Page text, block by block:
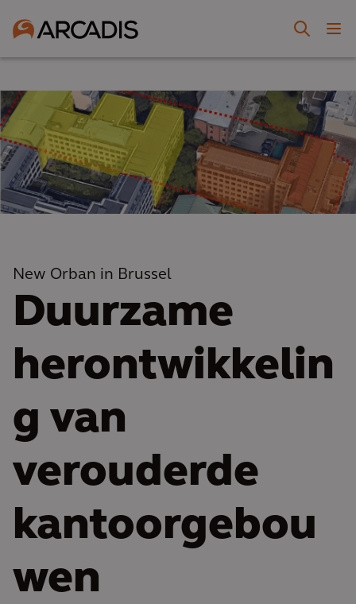
New Orban in Brussel
Duurzame
herontwikkelin
g van
verouderde
kantoorgebou
wen